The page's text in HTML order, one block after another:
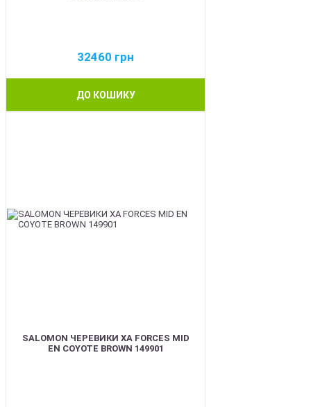
32460 грн
ДО КОШИКУ
SALOMON ЧЕРЕВИКИ XA FORCES MID
EN COYOTE BROWN 149901